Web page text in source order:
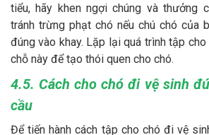
tiểu, hãy khen ngợi chúng và thưởng
tránh trừng phạt chó nếu chú chó của
đúng vào khay. Lặp lại quá trình tập
chỗ này để tạo thói quen cho chó.
4.5. Cách cho chó đi vệ sinh
cầu
Để tiến hành cách tập cho chó đi vệ